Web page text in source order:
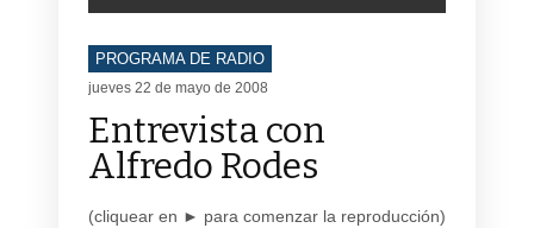
PROGRAMA DE RADIO
jueves 22 de mayo de 2008
Entrevista con
Alfredo Rodes
(cliquear en ► para comenzar la reproducción)